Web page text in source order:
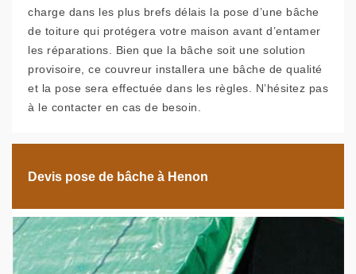
charge dans les plus brefs délais la pose d’une bâche
de toiture qui protégera votre maison avant d’entamer
les réparations. Bien que la bâche soit une solution
provisoire, ce couvreur installera une bâche de qualité
et la pose sera effectuée dans les règles. N’hésitez pas
à le contacter en cas de besoin.
Devis pose de bâche à Henon